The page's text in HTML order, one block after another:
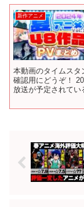
新作アニメ
本動画のタイムス
確認用にどうぞ！
放送が予定されてい